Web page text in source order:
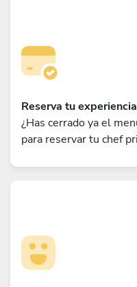
Reserva tu experiencia
¿Has cerrado ya el
para reservar tu chef